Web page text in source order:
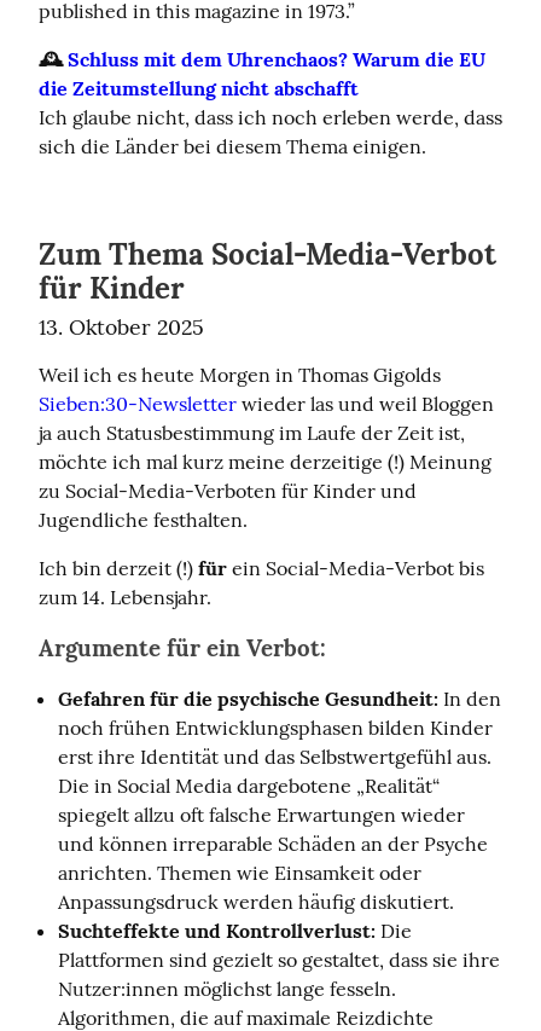
published in this magazine in 1973.”
🕰️ Schluss mit dem Uhrenchaos? Warum die EU
die Zeitumstellung nicht abschafft
Ich glaube nicht, dass ich noch erleben werde, dass
sich die Länder bei diesem Thema einigen.
Zum Thema Social-Media-Verbot
für Kinder
13. Oktober 2025
Sieben:30-Newsletter wieder las und weil Bloggen
ja auch Statusbestimmung im Laufe der Zeit ist,
möchte ich mal kurz meine derzeitige (!) Meinung
zu Social-Media-Verboten für Kinder und
Jugendliche festhalten.
Ich bin derzeit (!) für ein Social-Media-Verbot bis
zum 14. Lebensjahr.
Argumente für ein Verbot:
Gefahren für die psychische Gesundheit: In den
noch frühen Entwicklungsphasen bilden Kinder
erst ihre Identität und das Selbstwertgefühl aus.
Die in Social Media dargebotene „Realität“
spiegelt allzu oft falsche Erwartungen wieder
und können irreparable Schäden an der Psyche
anrichten. Themen wie Einsamkeit oder
Anpassungsdruck werden häufig diskutiert.
Suchteffekte und Kontrollverlust: Die
Plattformen sind gezielt so gestaltet, dass sie ihre
Nutzer:innen möglichst lange fesseln.
Algorithmen, die auf maximale Reizdichte